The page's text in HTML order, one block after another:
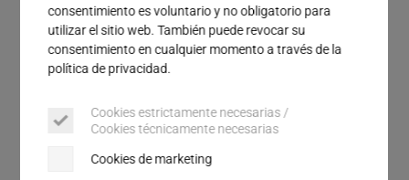
consentimiento es voluntario y no obligatorio para
utilizar el sitio web. También puede revocar su
consentimiento en cualquier momento a través de la
política de privacidad.
Cookies estrictamente necesarias /
Cookies técnicamente necesarias
Cookies de marketing
Sistemas HiQ modular
Ideales para la producción en serie, modulares,
describir a la serie HiQ modular. Un centro de
solución de automatización en el futuro: así es